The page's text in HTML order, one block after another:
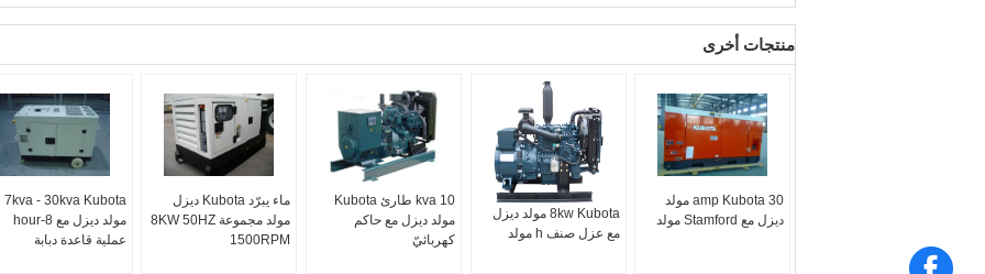
منتجات أخرى
7kva - 30kva Kubota
مولد ديزل مع 8-hour
عملية قاعدة دبابة
ماء يبرّد Kubota ديزل
مولد مجموعة 8KW 50HZ
1500RPM
10 kva طارئ Kubota
مولد ديزل مع حاكم
كهربائيّ
8kw Kubota مولد ديزل
مع عزل صنف h مولد
30 amp Kubota مولد
ديزل مع Stamford مولد